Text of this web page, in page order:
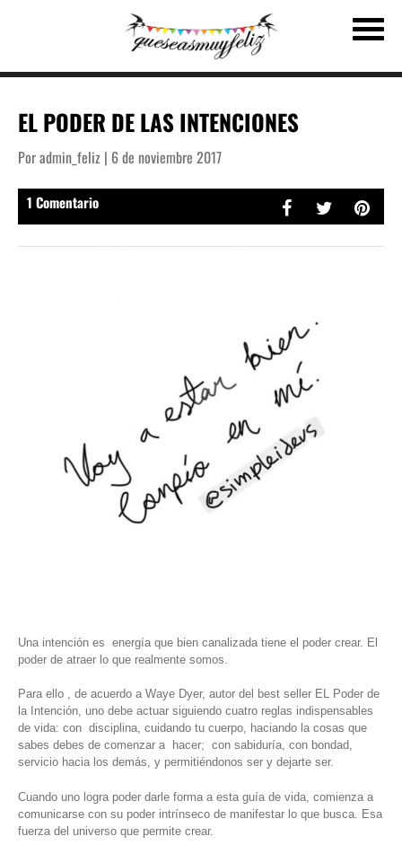
EL PODER DE LAS INTENCIONES
Por admin_feliz | 6 de noviembre 2017
1 Comentario
Una intención es energía que bien canalizada tiene el poder crear. El
poder de atraer lo que realmente somos.
Para ello , de acuerdo a Waye Dyer, autor del best seller EL Poder de
la Intención, uno debe actuar siguiendo cuatro reglas indispensables
de vida: con disciplina, cuidando tu cuerpo, haciando la cosas que
sabes debes de comenzar a hacer; con sabiduría, con bondad,
servicio hacia los demás, y permitiéndonos ser y dejarte ser.
Cuando uno logra poder darle forma a esta guía de vida, comienza a
comunicarse con su poder intrínseco de manifestar lo que busca. Esa
fuerza del universo que permite crear.